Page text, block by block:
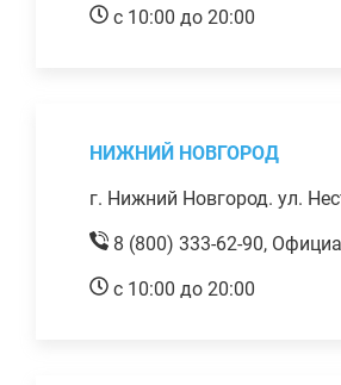
с 10:00 до 20:00
НИЖНИЙ НОВГОРОД
г. Нижний Новгород. ул.
8 (800) 333-62-90,
с 10:00 до 20:00